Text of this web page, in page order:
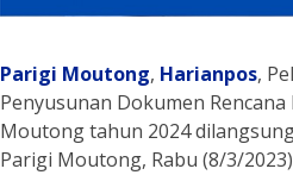
Parigi Moutong, Harianpos,
Penyusunan Dokumen
Moutong tahun 2024
Parigi Moutong, Rabu (8/3/